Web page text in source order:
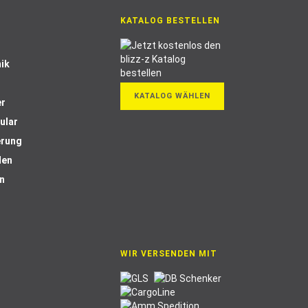
KATALOG BESTELLEN
KATALOG WÄHLEN
WIR VERSENDEN MIT